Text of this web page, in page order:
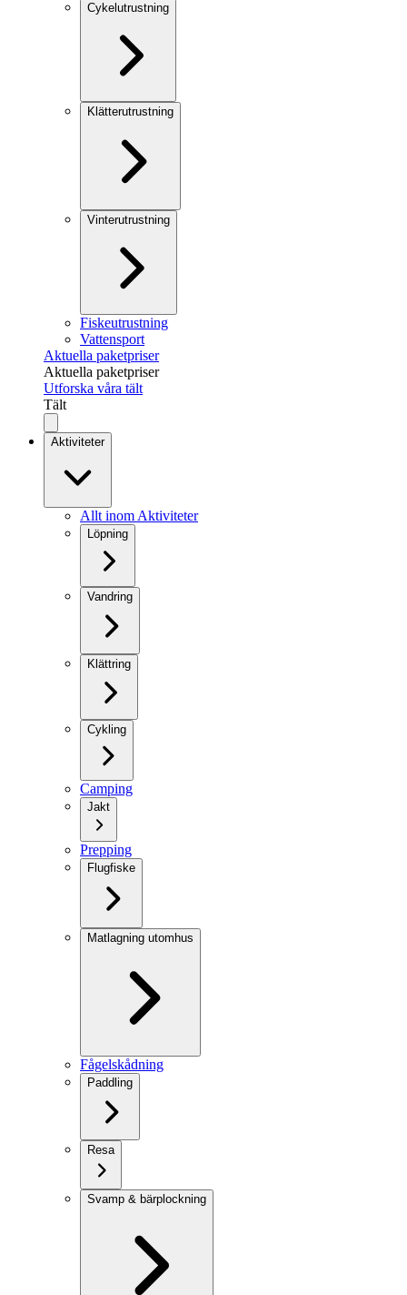
Cykelutrustning
Klätterutrustning
Vinterutrustning
Fiskeutrustning
Vattensport
Aktuella paketpriser
Aktuella paketpriser
Utforska våra tält
Tält
Aktiviteter
Allt inom Aktiviteter
Löpning
Vandring
Klättring
Cykling
Camping
Jakt
Prepping
Flugfiske
Matlagning utomhus
Fågelskådning
Paddling
Resa
Svamp & bärplockning